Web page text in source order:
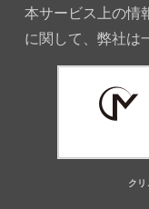
本サービス上の情
に関して、弊社は
ク